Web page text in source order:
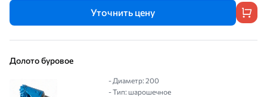
Уточнить цену
Долото буровое
- Диаметр: 200
- Тип: шарошечное